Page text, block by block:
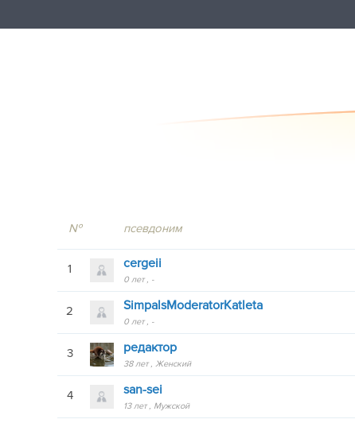
№ псевдоним
1 cergeii
0 лет -
2 SimpalsModeratorKatleta
0 лет -
3 редактор
38 лет Женский
4 san-sei
13 лет Мужской